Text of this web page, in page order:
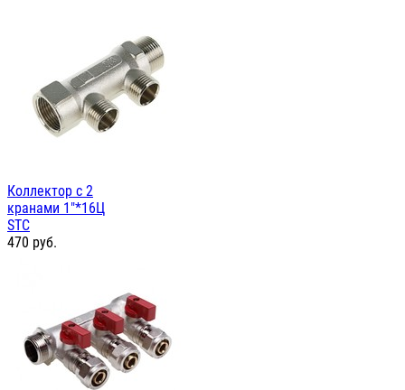
Коллектор с 2
кранами 1"*16Ц
STC
470 руб.